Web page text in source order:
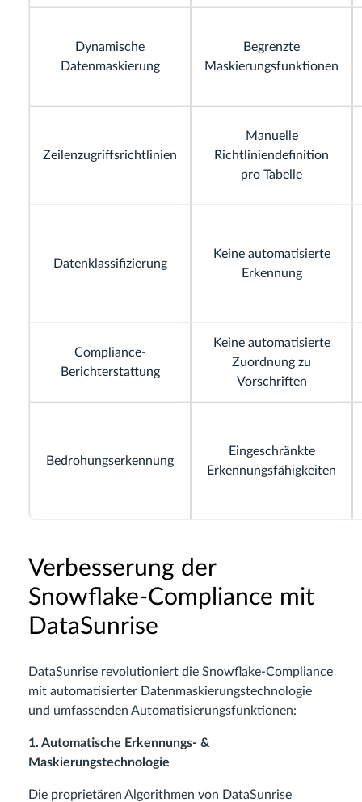
Dynamische
Datenmaskierung
Begrenzte
Maskierungsfunktionen
Zeilenzugriffsrichtlinien
Manuelle
Richtliniendefinition
pro Tabelle
Datenklassifizierung
Keine automatisierte
Erkennung
Compliance-
Berichterstattung
Keine automatisierte
Zuordnung zu
Vorschriften
Bedrohungserkennung
Eingeschränkte
Erkennungsfähigkeiten
Verbesserung der
Snowflake-Compliance mit
DataSunrise
DataSunrise revolutioniert die Snowflake-Compliance
mit automatisierter Datenmaskierungstechnologie
und umfassenden Automatisierungsfunktionen:
1. Automatische Erkennungs- &
Maskierungstechnologie
Die proprietären Algorithmen von DataSunrise